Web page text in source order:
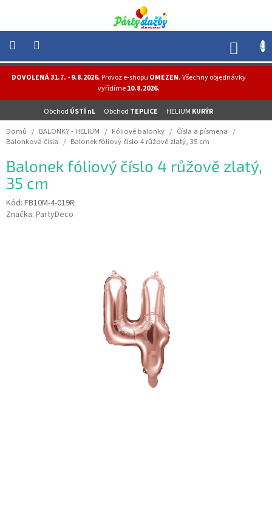
obsah
DOVOLENÁ 31.7. - 9.8.2026.Provoz e-shopu OMEZEN.Všechny objednávky
vyřídíme10.8.2026.
Obchod ÚSTÍ nL Obchod TEPLICE HELIUM KURÝR
NOVINKY
HELIUM
-
OSLAVY
MASKY
-
KOSTÝMY
Domů / BALONKY - HELIUM / Fóliové balonky / Čísla a písmena /
Balonková čísla / Balonek fóliový číslo 4 růžově zlatý, 35 cm
Balonek fóliový číslo 4 růžově zlatý,
35 cm
Kód: FB10M-4-019R
Značka: PartyDeco